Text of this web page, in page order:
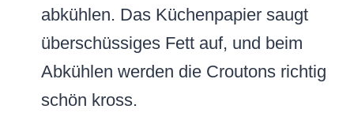
abkühlen. Das Küchenpapier saugt
überschüssiges Fett auf, und beim
Abkühlen werden die Croutons richtig
schön kross.